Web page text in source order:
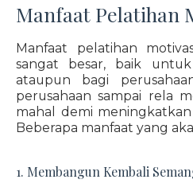
Manfaat Pelatihan
Manfaat pelatihan
sangat besar, baik
ataupun bagi
perusahaan sampai rela
mahal demi
Beberapa manfaat yang
1. Membangun Kembali